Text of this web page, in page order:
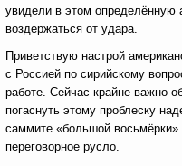
увидели в этом определённую
воздержаться от удара.
Приветствую настрой
с Россией по сирийскому
работе. Сейчас крайне важно
погаснуть этому проблеску
саммите «большой
переговорное русло.